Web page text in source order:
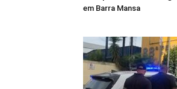
em Barra Mansa